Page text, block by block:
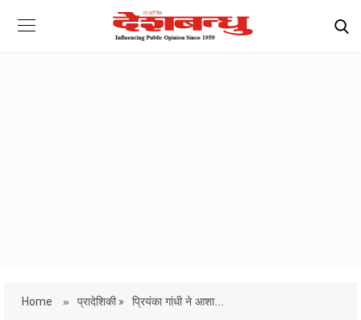
Home » प्रादेशिकी » प्रियंका गांधी ने आशा...